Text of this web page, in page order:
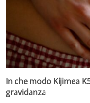
In che modo Kijimea
gravidanza